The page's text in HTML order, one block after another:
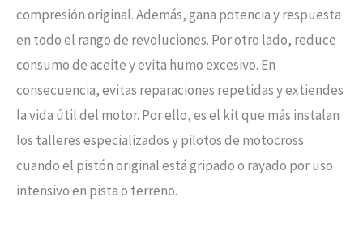
compresión original. Además, gana potencia y respuesta
en todo el rango de revoluciones. Por otro lado, reduce
consumo de aceite y evita humo excesivo. En
consecuencia, evitas reparaciones repetidas y extiendes
la vida útil del motor. Por ello, es el kit que más instalan
los talleres especializados y pilotos de motocross
cuando el pistón original está gripado o rayado por uso
intensivo en pista o terreno.